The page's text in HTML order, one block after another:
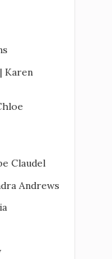
Karen
Claudel
Andrews